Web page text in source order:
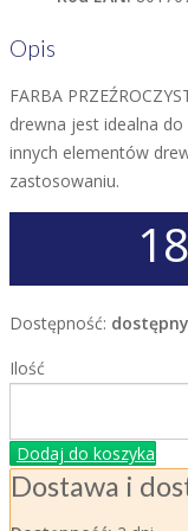
Opis
FARBA
drewna jest idealna
innych elementów
zastosowaniu.
18
Dostępność: dostępny
Ilość
Dodaj do koszyka
Dostawa i